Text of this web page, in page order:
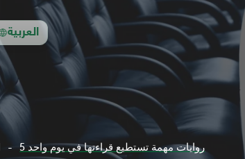
العربية
5 روايات مهمة تستطيع قراءتها في يوم واحد